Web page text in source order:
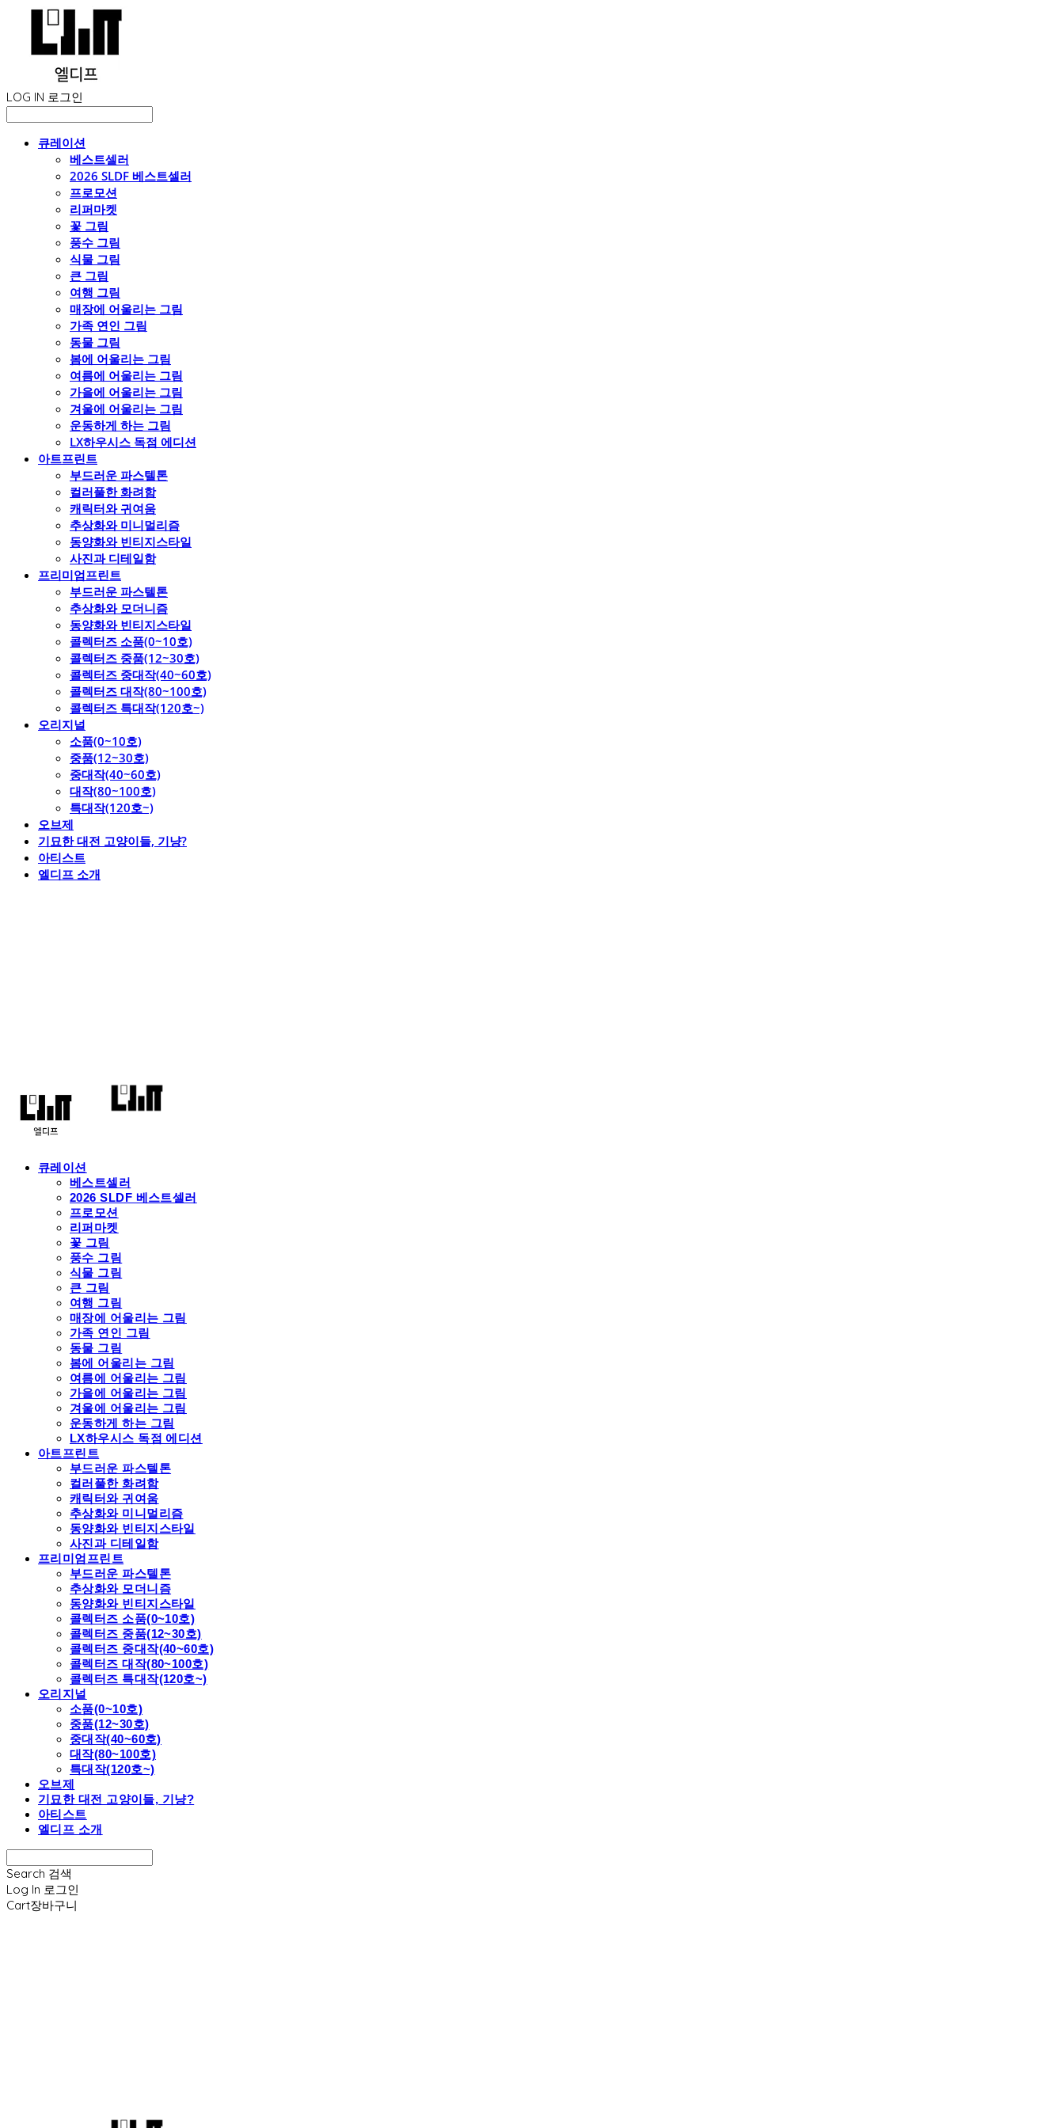
LOG IN 로그인
큐레이션
베스트셀러
2026 SLDF 베스트셀러
프로모션
리퍼마켓
꽃 그림
풍수 그림
식물 그림
큰 그림
여행 그림
매장에 어울리는 그림
가족 연인 그림
동물 그림
봄에 어울리는 그림
여름에 어울리는 그림
가을에 어울리는 그림
겨울에 어울리는 그림
운동하게 하는 그림
LX하우시스 독점 에디션
아트프린트
부드러운 파스텔톤
컬러풀한 화려함
캐릭터와 귀여움
추상화와 미니멀리즘
동양화와 빈티지스타일
사진과 디테일함
프리미엄프린트
부드러운 파스텔톤
추상화와 모더니즘
동양화와 빈티지스타일
콜렉터즈 소품(0~10호)
콜렉터즈 중품(12~30호)
콜렉터즈 중대작(40~60호)
콜렉터즈 대작(80~100호)
콜렉터즈 특대작(120호~)
오리지널
소품(0~10호)
중품(12~30호)
중대작(40~60호)
대작(80~100호)
특대작(120호~)
오브제
기묘한 대전 고양이들, 기냥?
아티스트
엘디프 소개
큐레이션
베스트셀러
2026 SLDF 베스트셀러
프로모션
리퍼마켓
꽃 그림
풍수 그림
식물 그림
큰 그림
여행 그림
매장에 어울리는 그림
가족 연인 그림
동물 그림
봄에 어울리는 그림
여름에 어울리는 그림
가을에 어울리는 그림
겨울에 어울리는 그림
운동하게 하는 그림
LX하우시스 독점 에디션
아트프린트
부드러운 파스텔톤
컬러풀한 화려함
캐릭터와 귀여움
추상화와 미니멀리즘
동양화와 빈티지스타일
사진과 디테일함
프리미엄프린트
부드러운 파스텔톤
추상화와 모더니즘
동양화와 빈티지스타일
콜렉터즈 소품(0~10호)
콜렉터즈 중품(12~30호)
콜렉터즈 중대작(40~60호)
콜렉터즈 대작(80~100호)
콜렉터즈 특대작(120호~)
오리지널
소품(0~10호)
중품(12~30호)
중대작(40~60호)
대작(80~100호)
특대작(120호~)
오브제
기묘한 대전 고양이들, 기냥?
아티스트
엘디프 소개
Search 검색
Log In 로그인
Cart장바구니